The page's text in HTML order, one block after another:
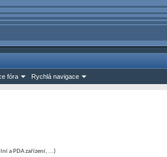
fóra Rychlá navigace
a PDA zařízení, ...)